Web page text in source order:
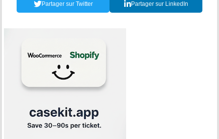
Partager sur Twitter Partager sur LinkedIn